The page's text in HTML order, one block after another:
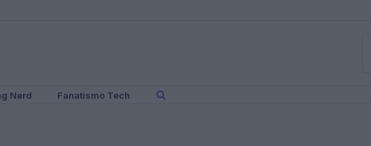
Nerd Fanatismo Tech